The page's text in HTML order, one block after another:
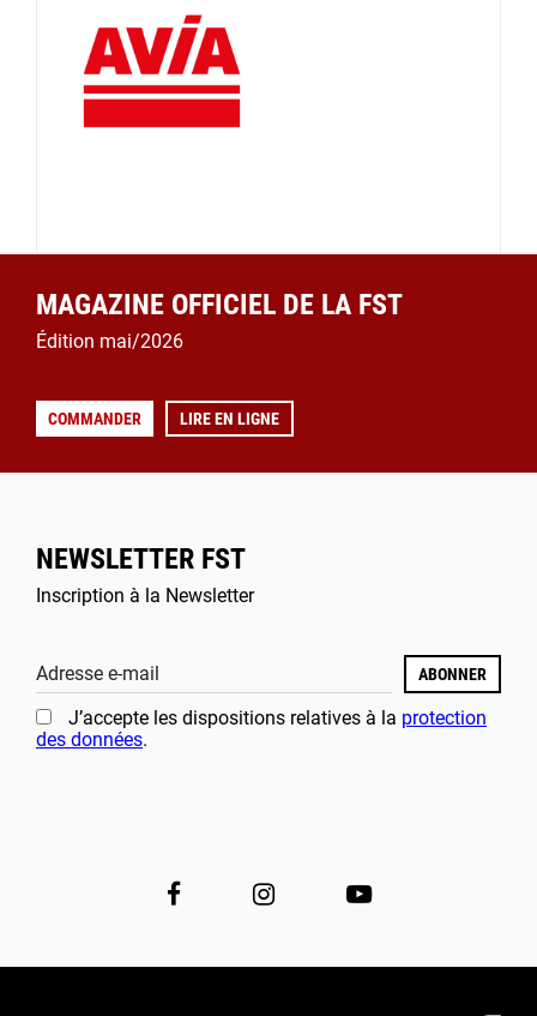
MAGAZINE OFFICIEL DE LA FST
Édition mai/2026
COMMANDER LIRE EN LIGNE
NEWSLETTER FST
Inscription à la Newsletter
Adresse e-mail ABONNER
J’accepte les dispositions relatives à la protection
des données.